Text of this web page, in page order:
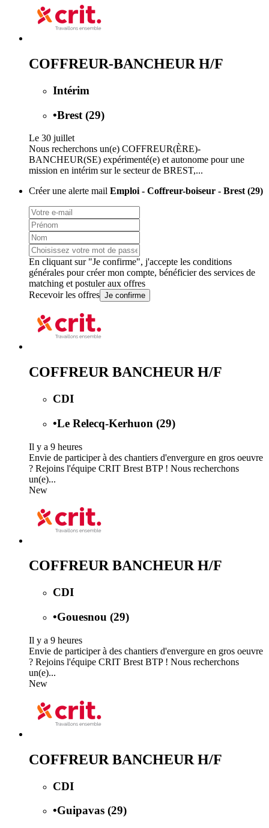
COFFREUR-BANCHEUR H/F
Intérim
•Brest (29)
Le 30 juillet
Nous recherchons un(e) COFFREUR(ÈRE)-
BANCHEUR(SE) expérimenté(e) et autonome pour une
mission en intérim sur le secteur de BREST,...
Créer une alerte mail Emploi - Coffreur-boiseur - Brest (29)
En cliquant sur "Je confirme", j'accepte les conditions
générales pour créer mon compte, bénéficier des services de
matching et postuler aux offres
Recevoir les offres Je confirme
COFFREUR BANCHEUR H/F
CDI
•Le Relecq-Kerhuon (29)
Il y a 9 heures
Envie de participer à des chantiers d'envergure en gros oeuvre
? Rejoins l'équipe CRIT Brest BTP ! Nous recherchons
un(e)...
New
COFFREUR BANCHEUR H/F
CDI
•Gouesnou (29)
Il y a 9 heures
Envie de participer à des chantiers d'envergure en gros oeuvre
? Rejoins l'équipe CRIT Brest BTP ! Nous recherchons
un(e)...
New
COFFREUR BANCHEUR H/F
CDI
•Guipavas (29)